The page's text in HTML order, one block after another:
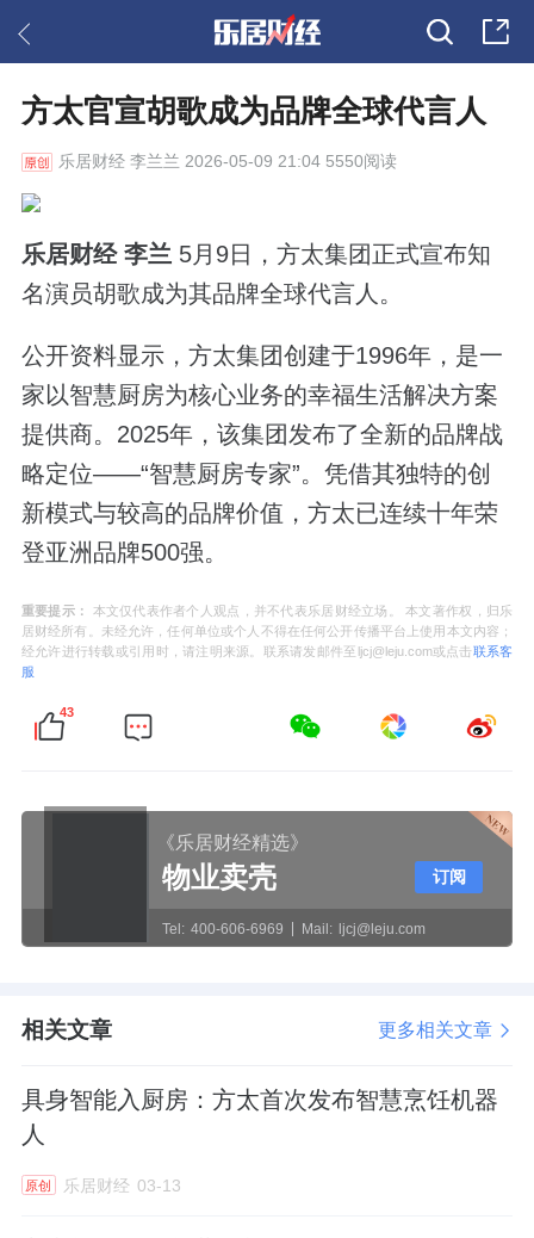
方太官宣胡歌成为品牌全球代言人
乐居财经李兰兰 2026-05-09 21:04 5550阅读
乐居财经 李兰 5月9日，方太集团正式宣布知
名演员胡歌成为其品牌全球代言人。
公开资料显示，方太集团创建于1996年，是一
家以智慧厨房为核心业务的幸福生活解决方案
提供商。2025年，该集团发布了全新的品牌战
略定位——“智慧厨房专家”。凭借其独特的创
新模式与较高的品牌价值，方太已连续十年荣
登亚洲品牌500强。
重要提示：
本文仅代表作者个人观点，并不代表乐居财经立场。 本文著作权，归乐
居财经所有。未经允许，任何单位或个人不得在任何公开传播平台上使用本文内容；
经允许进行转载或引用时，请注明来源。联系请发邮件至ljcj@leju.com或点击联系客
服
43
《乐居财经精选》
物业卖壳
Tel: 400-606-6969 Mail: ljcj@leju.com
订阅
相关文章 更多相关文章
具身智能入厨房：方太首次发布智慧烹饪机器
人
原创 乐居财经 03-13